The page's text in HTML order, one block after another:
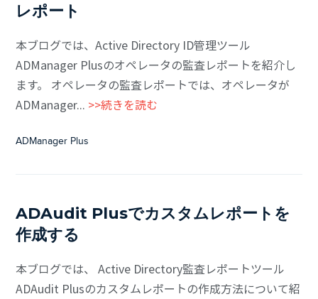
レポート
本ブログでは、Active Directory ID管理ツール
ADManager Plusのオペレータの監査レポートを紹介し
ます。 オペレータの監査レポートでは、オペレータが
ADManager... >>続きを読む
ADManager Plus
ADAudit Plusでカスタムレポートを
作成する
本ブログでは、 Active Directory監査レポートツール
ADAudit Plusのカスタムレポートの作成方法について紹